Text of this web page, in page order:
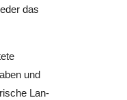
das
und
Lan­